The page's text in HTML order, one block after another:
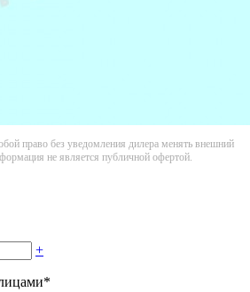
право без уведомления дилера менять внешний
не является публичной офертой.
+
*